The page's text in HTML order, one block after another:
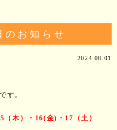
のお知らせ
2024.08.01
す。
（木）・16(金)・17（土）